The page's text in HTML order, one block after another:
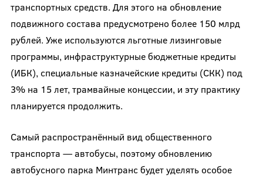
транспортных средств. Для этого на обновление
подвижного состава предусмотрено более 150 млрд
рублей. Уже используются льготные лизинговые
программы, инфраструктурные бюджетные кредиты
(ИБК), специальные казначейские кредиты (СКК) под
3% на 15 лет, трамвайные концессии, и эту практику
планируется продолжить.
Самый распространённый вид общественного
транспорта — автобусы, поэтому обновлению
автобусного парка Минтранс будет уделять особое